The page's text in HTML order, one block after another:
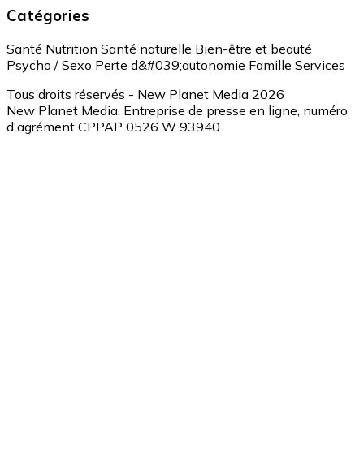
Catégories
Santé Nutrition Santé naturelle Bien-être et beauté
Psycho / Sexo Perte d&#039;autonomie Famille Services
Tous droits réservés - New Planet Media 2026
New Planet Media, Entreprise de presse en ligne, numéro
d'agrément CPPAP 0526 W 93940